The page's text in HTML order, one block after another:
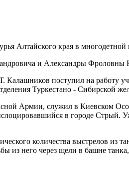
Алтайского края в многодетной
и Александры Фроловны
Калашников поступил на работу
Туркестано - Сибирской
Армии, служил в Киевском
в городе
количества выстрелов из
него через щели в башне танка,